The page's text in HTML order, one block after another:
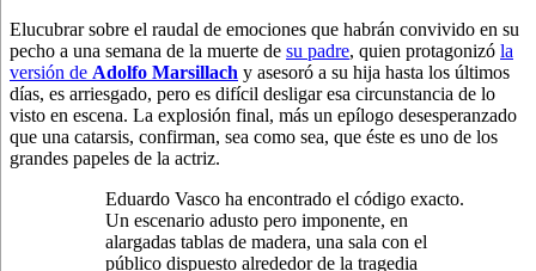
Elucubrar sobre el raudal de emociones que habrán convivido en su
pecho a una semana de la muerte de su padre, quien protagonizó la
versión de Adolfo Marsillach y asesoró a su hija hasta los últimos
días, es arriesgado, pero es difícil desligar esa circunstancia de lo
visto en escena. La explosión final, más un epílogo desesperanzado
que una catarsis, confirman, sea como sea, que éste es uno de los
grandes papeles de la actriz.
Eduardo Vasco ha encontrado el código exacto.
Un escenario adusto pero imponente, en
alargadas tablas de madera, una sala con el
público dispuesto alrededor de la tragedia